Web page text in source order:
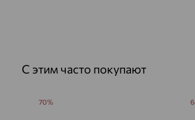
С этим часто покупают
70%